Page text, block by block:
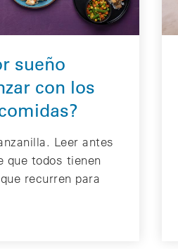
sueño
con los
Leer antes
que todos tienen
recurren para